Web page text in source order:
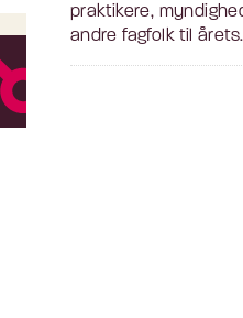
praktikere,
andre fagfolk til